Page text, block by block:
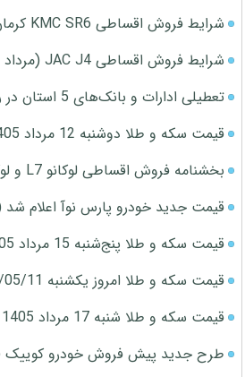
شرایط فروش اقساطی KMC SR6 کرمان موتور اعلام شد
شرایط فروش اقساطی JAC J4 (مرداد 1405)
تعطیلی ادارات و بانک‌های 5 استان در روز چهارشنبه
قیمت سکه و طلا دوشنبه 12 مرداد 1405
بخشنامه فروش اقساطی لوکانو L7 و لوکانو L8 (مرداد 1405)
قیمت جدید خودرو پارس نوآ اعلام شد
قیمت سکه و طلا پنج‌شنبه 15 مرداد 1405
قیمت سکه و طلا امروز یکشنبه 1405/05/11
قیمت سکه و طلا شنبه 17 مرداد 1405
طرح جدید پیش فروش خودرو کوییک